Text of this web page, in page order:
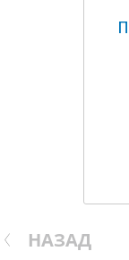
НАЗАД